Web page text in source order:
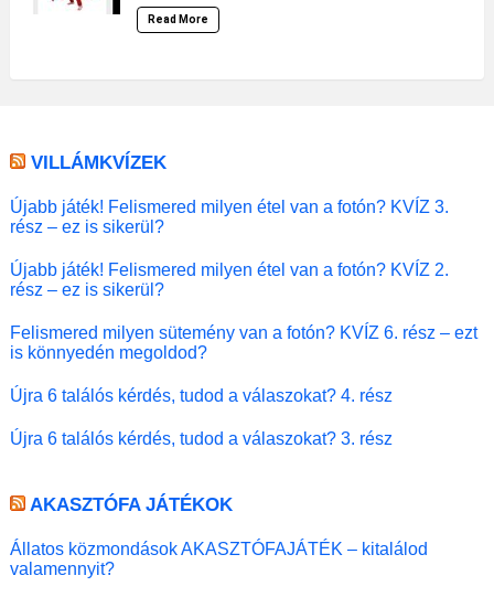
Read More
VILLÁMKVÍZEK
Újabb játék! Felismered milyen étel van a fotón? KVÍZ 3.
rész – ez is sikerül?
Újabb játék! Felismered milyen étel van a fotón? KVÍZ 2.
rész – ez is sikerül?
Felismered milyen sütemény van a fotón? KVÍZ 6. rész – ezt
is könnyedén megoldod?
Újra 6 találós kérdés, tudod a válaszokat? 4. rész
Újra 6 találós kérdés, tudod a válaszokat? 3. rész
AKASZTÓFA JÁTÉKOK
Állatos közmondások AKASZTÓFAJÁTÉK – kitalálod
valamennyit?